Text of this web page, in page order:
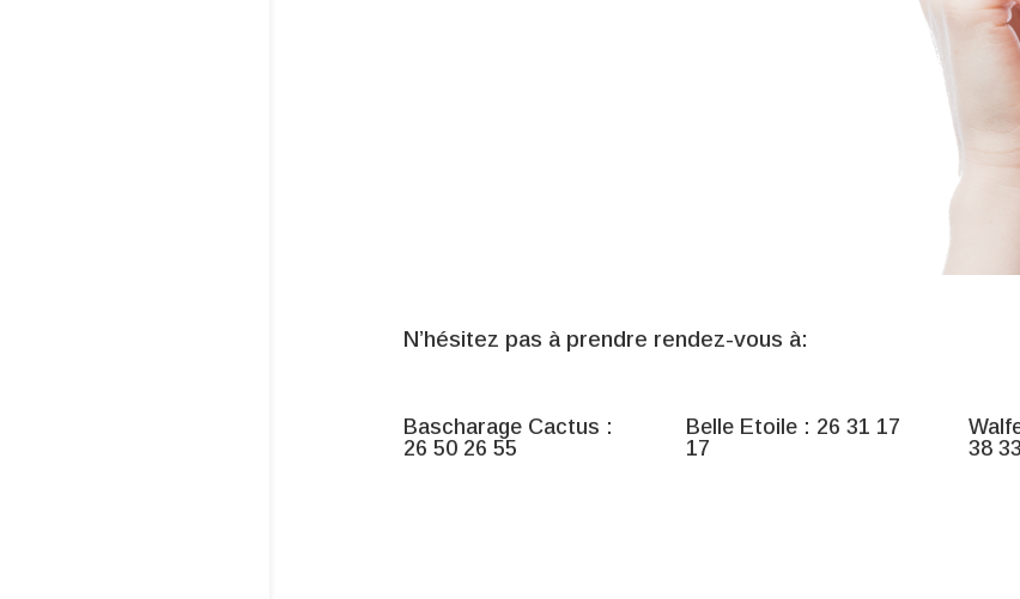
N’hésitez pas à prendre rendez-vous à:
Bascharage Cactus :
26 50 26 55
Belle Etoile : 26 31 17
17
38 33